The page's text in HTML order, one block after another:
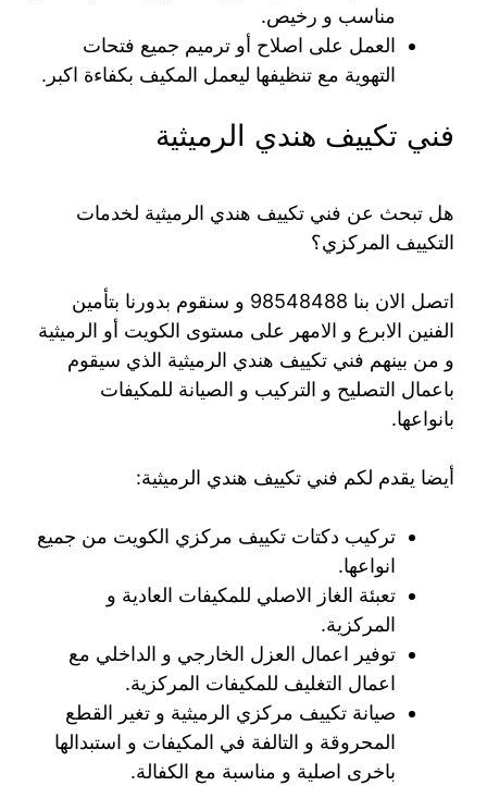
مناسب و رخيص.
العمل على اصلاح أو ترميم جميع فتحات
التهوية مع تنظيفها ليعمل المكيف بكفاءة اكبر.
فني تكييف هندي الرميثية
هل تبحث عن فني تكييف هندي الرميثية لخدمات
التكييف المركزي؟
اتصل الان بنا 98548488 و سنقوم بدورنا بتأمين
الفنين الابرع و الامهر على مستوى الكويت أو الرميثية
و من بينهم فني تكييف هندي الرميثية الذي سيقوم
باعمال التصليح و التركيب و الصيانة للمكيفات
بانواعها.
أيضا يقدم لكم فني تكييف هندي الرميثية:
تركيب دكتات تكييف مركزي الكويت من جميع
انواعها.
تعبئة الغاز الاصلي للمكيفات العادية و
المركزية.
توفير اعمال العزل الخارجي و الداخلي مع
اعمال التغليف للمكيفات المركزية.
صيانة تكييف مركزي الرميثية و تغير القطع
المحروقة و التالفة في المكيفات و استبدالها
باخرى اصلية و مناسبة مع الكفالة.